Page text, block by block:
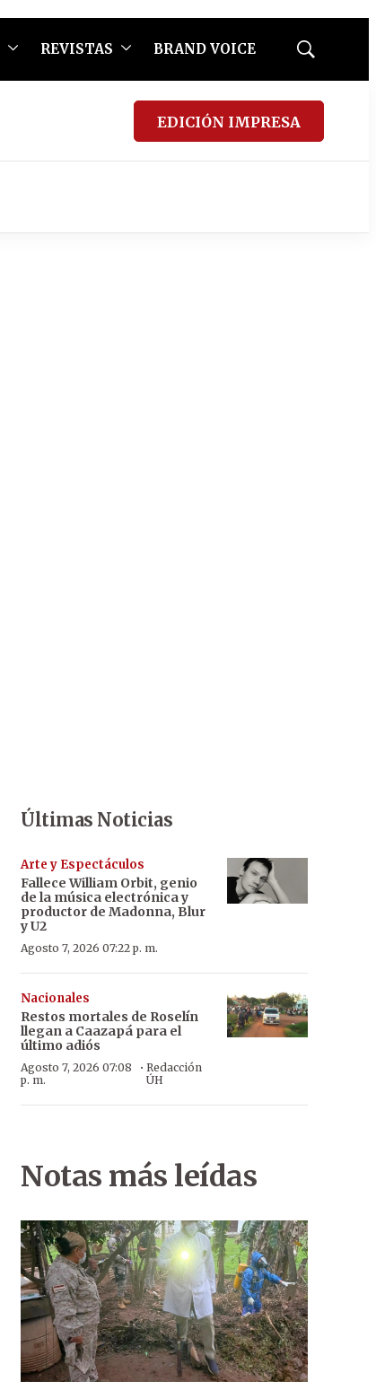
REVISTAS BRAND VOICE
Mostrar
EDICIÓN IMPRESA
Últimas Noticias
Arte y Espectáculos
Fallece William Orbit, genio
de la música electrónica y
productor de Madonna, Blur
y U2
Agosto 7, 2026 07:22 p. m.
Nacionales
Restos mortales de Roselín
llegan a Caazapá para el
último adiós
Agosto 7, 2026 07:08
p. m.
· Redacción
ÚH
Notas más leídas